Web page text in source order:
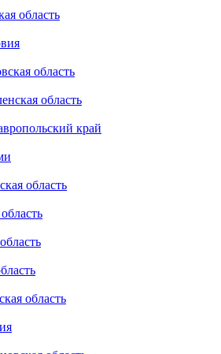
область
область
область
край
область
область